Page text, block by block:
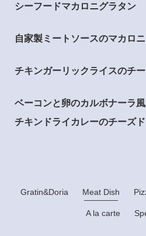
シーフードマカロニグラタン
自家製ミートソースのマカロ
チキンガーリックライスのチ
ベーコンと卵のカルボナーラ
チキンドライカレーのチーズド
Gratin&Doria Meat Dish
A la carte